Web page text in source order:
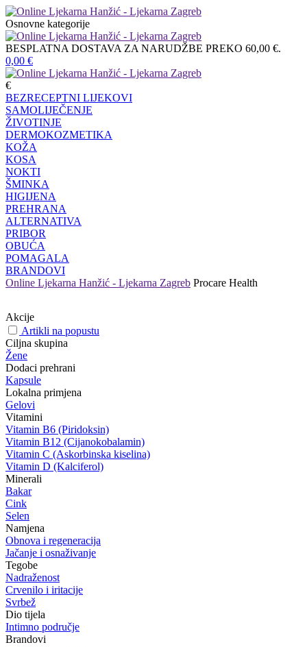
Osnovne kategorije
BESPLATNA DOSTAVA ZA NARUDŽBE PREKO 60,00 €.
0,00 €
€
BEZRECEPTNI LIJEKOVI
SAMOLIJEČENJE
ŽIVOTINJE
DERMOKOZMETIKA
KOŽA
KOSA
NOKTI
ŠMINKA
HIGIJENA
PREHRANA
ALTERNATIVA
PRIBOR
OBUĆA
POMAGALA
BRANDOVI
Online Ljekarna Hanžić - Ljekarna Zagreb Procare Health
Akcije
Artikli na popustu
Ciljna skupina
Žene
Dodaci prehrani
Kapsule
Lokalna primjena
Gelovi
Vitamini
Vitamin B6 (Piridoksin)
Vitamin B12 (Cijanokobalamin)
Vitamin C (Askorbinska kiselina)
Vitamin D (Kalciferol)
Minerali
Bakar
Cink
Selen
Namjena
Obnova i regeneracija
Jačanje i osnaživanje
Tegobe
Nadraženost
Crvenilo i iritacije
Svrbež
Dio tijela
Intimno područje
Brandovi